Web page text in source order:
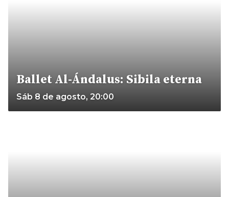
Ballet Al-Ándalus: Sibila eterna
Sáb 8 de agosto, 20:00